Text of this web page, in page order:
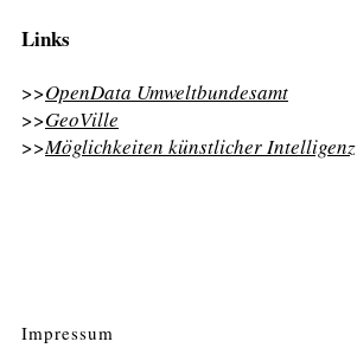
Links
>>OpenData Umweltbundesamt
>>GeoVille
>>Möglichkeiten künstlicher Intelligenz
Impressum